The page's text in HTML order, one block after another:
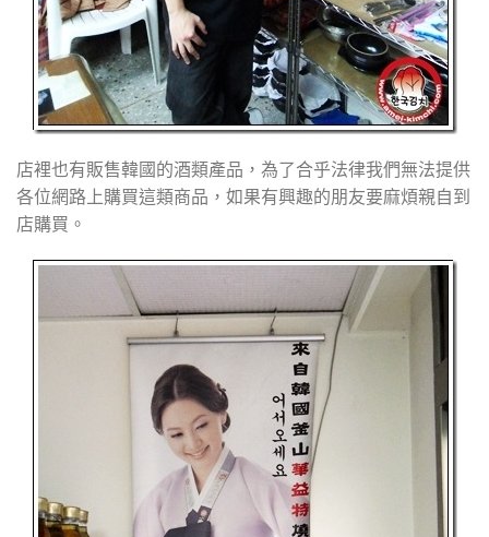
店裡也有販售韓國的酒類產品，為了合乎法律我們無法提供
各位網路上購買這類商品，如果有興趣的朋友要麻煩親自到
店購買。